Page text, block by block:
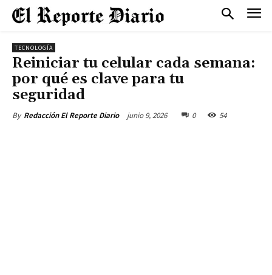
TECNOLOGÍA
Reiniciar tu celular cada semana:
por qué es clave para tu
seguridad
By Redacción El Reporte Diario junio 9, 2026 0 54